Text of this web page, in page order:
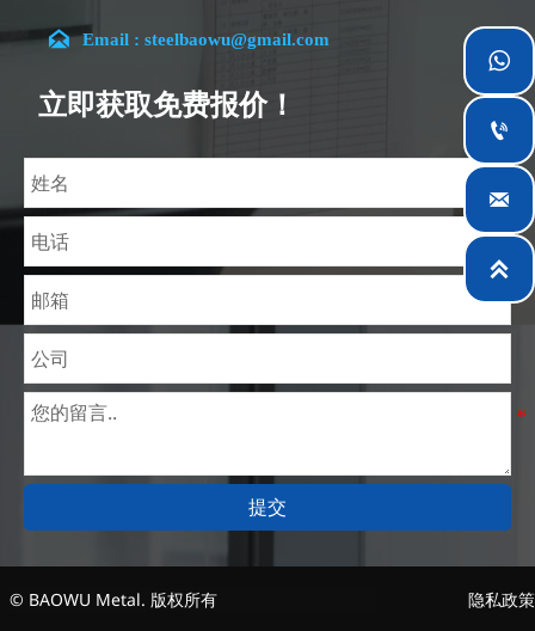
市。团队深耕行业14余年，在各类硅钢项目上具有丰
富经验，熟悉CE、SGS等多种硅钢标准。我们可根据
特殊需求进行设计定制，并确保安全性、高效性及合
理价格。目前我们已逐步扩展至五座专业配送仓库和
钢材加工设施，为全球采矿、建筑、工程及通用制造
业提供专业服务。
 Email : steelbaowu@gmail.com
立即获取免费报价！
提交
© BAOWU Metal. 版权所有 隐私政策



